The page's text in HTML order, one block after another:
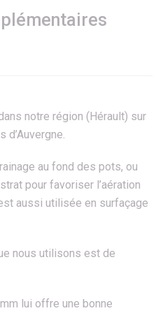
notre région (Hérault) sur
d’Auvergne.
au fond des pots, ou
pour favoriser l’aération
aussi utilisée en surfaçage
nous utilisons est de
lui offre une bonne